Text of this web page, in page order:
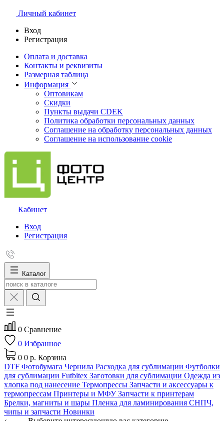
Личный кабинет
Вход
Регистрация
Оплата и доставка
Контакты и реквизиты
Размерная таблица
Информация
Оптовикам
Скидки
Пункты выдачи CDEK
Политика обработки персональных данных
Соглашение на обработку персональных данных
Соглашение на использование cookie
Кабинет
Вход
Регистрация
Каталог
0 Сравнение
0 Избранное
0 0 р. Корзина
DTF Фотобумага Чернила Расходка для сублимации Футболки
для сублимации Futbitex Заготовки для сублимации Одежда из
хлопка под нанесение Термопрессы Запчасти и аксессуары к
термопрессам Принтеры и МФУЗапчасти к принтерам
Брелки, магниты и шары Пленка для ламинирования СНПЧ,
чипы и запчасти Новинки